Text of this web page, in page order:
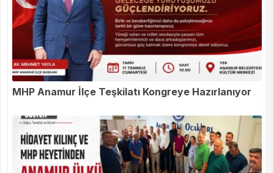
MHP Anamur İlçe Teşkilatı Kongreye Hazırlanıyor